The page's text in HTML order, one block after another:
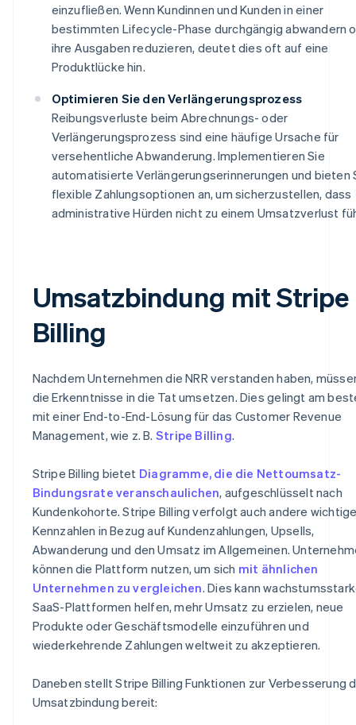
einzufließen. Wenn Kundinnen und Kunden in einer
bestimmten Lifecycle-Phase durchgängig abwandern
ihre Ausgaben reduzieren, deutet dies oft auf eine
Produktlücke hin.
Optimieren Sie den Verlängerungsprozess
Reibungsverluste beim Abrechnungs- oder
Verlängerungsprozess sind eine häufige Ursache für
versehentliche Abwanderung. Implementieren Sie
automatisierte Verlängerungserinnerungen und bieten
flexible Zahlungsoptionen an, um sicherzustellen, dass
administrative Hürden nicht zu einem Umsatzverlust
Umsatzbindung mit Stripe
Billing
Nachdem Unternehmen die NRR verstanden haben,
die Erkenntnisse in die Tat umsetzen. Dies gelingt am
mit einer End-to-End-Lösung für das Customer Revenue
Management, wie z. B. Stripe Billing.
Stripe Billing bietet Diagramme, die die Nettoumsatz-
Bindungsrate veranschaulichen, aufgeschlüsselt nach
Kundenkohorte. Stripe Billing verfolgt auch andere
Kennzahlen in Bezug auf Kundenzahlungen, Upsells,
Abwanderung und den Umsatz im Allgemeinen.
können die Plattform nutzen, um sich mit ähnlichen
Unternehmen zu vergleichen. Dies kann
SaaS-Plattformen helfen, mehr Umsatz zu erzielen, neue
Produkte oder Geschäftsmodelle einzuführen und
wiederkehrende Zahlungen weltweit zu akzeptieren.
Daneben stellt Stripe Billing Funktionen zur Verbesserung
Umsatzbindung bereit: